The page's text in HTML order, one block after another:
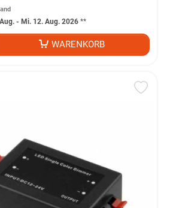
- Mi. 12. Aug. 2026 **
WARENKORB